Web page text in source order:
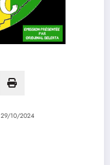
29/10/2024